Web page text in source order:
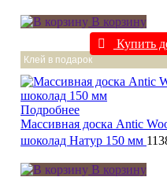
В корзину
Купить
Клей в подарок
Подробнее
Массивная доска Antic
шоколад Натур 150 мм
В корзину